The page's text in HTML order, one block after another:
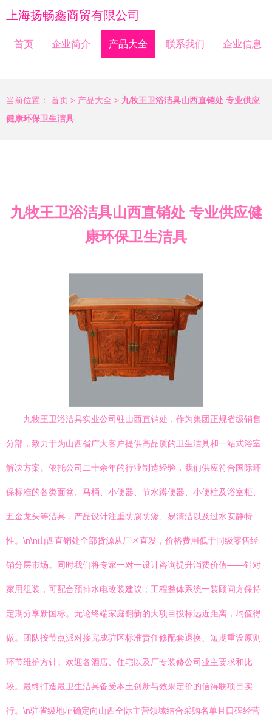
上海扬畅鑫商贸有限公司
首页 企业简介 产品大全 联系我们 企业信息
当前位置： 首页 > 产品大全 > 九牧王卫浴洁具山西直销处 专业供应
健康环保卫生洁具
九牧王卫浴洁具山西直销处 专业供应健
康环保卫生洁具
九牧王卫浴洁具实业公司驻山西直销处，作为集团正规省级销售
分部，致力于为山西省广大客户提供高品质的卫生洁具和一站式浴室
解决方案。依托公司二十余年的行业制造经验，我们供应符合国际环
保标准的各类面盆、马桶、小便器、节水蹲便器、小便柱及浴室柜、
五金龙头等洁具，产品设计注重防腐防渗、易清洁以及过水安静特
性。\n\n山西直销处全部货源从厂区直发，价格费用低于同级零售经
销分层市场。同时我们将专家一对一设计咨询提升消费价值——针对
家用组装，可配合预排水电改装建议；工程整体系统一装顾问方保持
定期分享新国标。无论终端家庭翻新的大项目投标远近距离，均值得
做。团队按节点派对接完成驻区标准责任修配套退换、短期重设原则
环节维护方针。欢迎各酒店、住宅以及厂专装修公司业主要求和比
较。最终打造最卫生洁具备受本土创新与效果定价的信得联项目实
行。\n驻省级地址确定向山西全际主营领域结合采购名单且口碑经营